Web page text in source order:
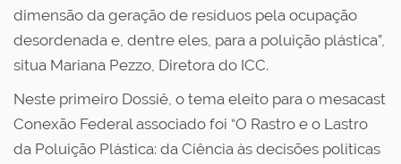
dimensão da geração de resíduos pela ocupação
desordenada e, dentre eles, para a poluição plástica”,
situa Mariana Pezzo, Diretora do ICC.
Neste primeiro Dossiê, o tema eleito para o mesacast
Conexão Federal associado foi “O Rastro e o Lastro
da Poluição Plástica: da Ciência às decisões políticas